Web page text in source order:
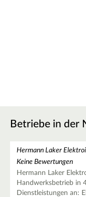
Betriebe in der
Hermann Laker
Keine Bewertungen
Hermann Laker
Handwerksbetrieb in
Dienstleistungen an: